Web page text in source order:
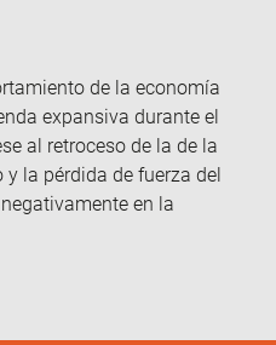
de la economía
expansiva durante el
al retroceso de la de la
la pérdida de fuerza del
en la